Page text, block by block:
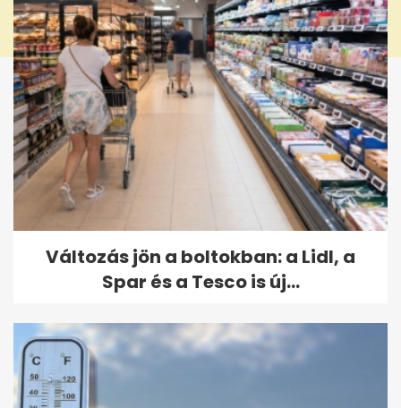
Változás jön a boltokban: a Lidl, a
Spar és a Tesco is új...